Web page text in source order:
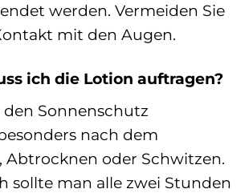
werden. Vermeiden Sie
mit den Augen.
ich die Lotion auftragen?
den Sonnenschutz
nach dem
Abtrocknen oder Schwitzen.
sollte man alle zwei Stunden